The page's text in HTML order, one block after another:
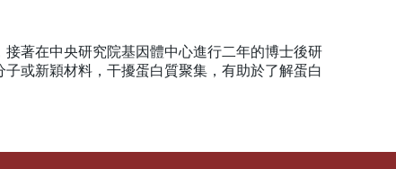
著在中央研究院基因體中心進行二年的博士後研
或新穎材料，干擾蛋白質聚集，有助於了解蛋白